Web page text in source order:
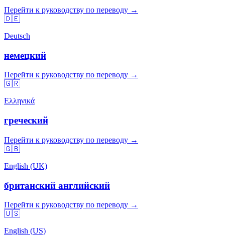
Перейти к руководству по переводу →
🇩🇪
Deutsch
немецкий
Перейти к руководству по переводу →
🇬🇷
Ελληνικά
греческий
Перейти к руководству по переводу →
🇬🇧
English (UK)
британский английский
Перейти к руководству по переводу →
🇺🇸
English (US)